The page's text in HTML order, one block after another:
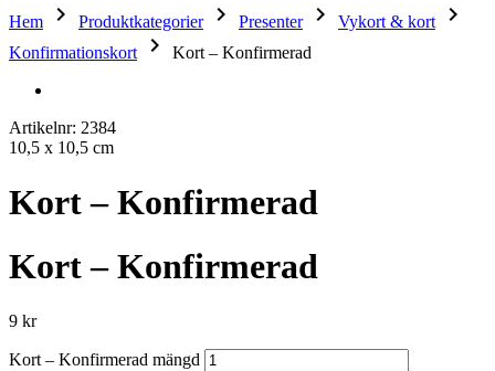
Hem keyboard_arrow_right Produktkategorier keyboard_arrow_right Presenter keyboard_arrow_right Vykort & kort keyboard_arrow_right
Konfirmationskort keyboard_arrow_right Kort – Konfirmerad
Artikelnr: 2384
10,5 x 10,5 cm
Kort – Konfirmerad
Kort – Konfirmerad
9 kr
Kort – Konfirmerad mängd